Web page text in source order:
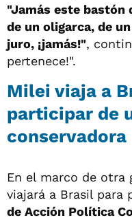
"Jamás este bastón
de un oligarca, de
juro, ¡jamás!",
pertenece!".
Milei viaja a
participar de
conservadora
En el marco de otra
viajará a Brasil para
de Acción Política